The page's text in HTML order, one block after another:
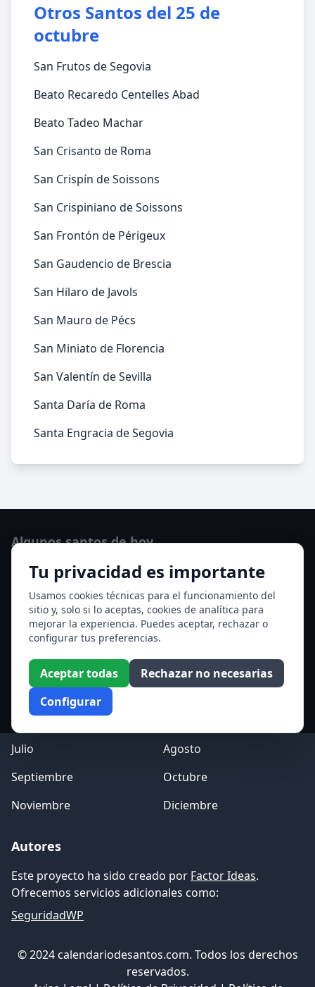
Otros Santos del 25 de
octubre
San Frutos de Segovia
Beato Recaredo Centelles Abad
Beato Tadeo Machar
San Crisanto de Roma
San Crispín de Soissons
San Crispiniano de Soissons
San Frontón de Périgeux
San Gaudencio de Brescia
San Hilaro de Javols
San Mauro de Pécs
San Miniato de Florencia
San Valentín de Sevilla
Santa Daría de Roma
Santa Engracia de Segovia
Tu privacidad es importante
Usamos cookies técnicas para el funcionamiento del
sitio y, solo si lo aceptas, cookies de analítica para
mejorar la experiencia. Puedes aceptar, rechazar o
configurar tus preferencias.
Aceptar todas
Rechazar no necesarias
Configurar
Algunos santos de hoy
Santo Domingo de Guzmán
Ver todos los santos de hoy
Acceso a los Meses
Enero
Febrero
Marzo
Abril
Mayo
Julio
Agosto
Septiembre
Octubre
Noviembre
Diciembre
Autores
Este proyecto ha sido creado por Factor Ideas.
Ofrecemos servicios adicionales como:
SeguridadWP
© 2024 calendariodesantos.com. Todos los derechos
reservados.